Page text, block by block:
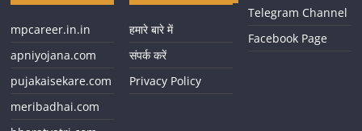
mpcareer.in.in
apniyojana.com
pujakaisekare.com
meribadhai.com
हमारे बारे में
संपर्क करें
Privacy Policy
Telegram Channel
Facebook Page